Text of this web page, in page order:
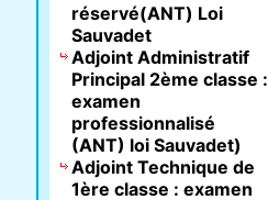
réservé(ANT) Loi
Sauvadet
Adjoint Administratif
Principal 2ème classe :
examen
professionnalisé
(ANT) loi Sauvadet)
Adjoint Technique de
1ère classe : examen